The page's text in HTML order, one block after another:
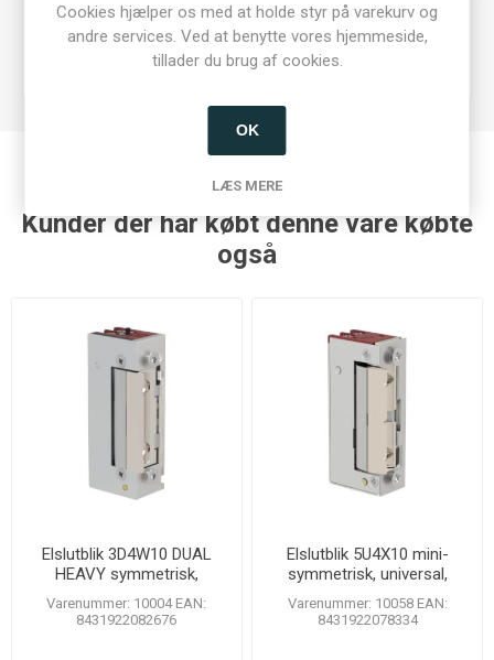
Spænding
12/24V AC/DC
Kunder der har købt denne vare købte
også
Elslutblik 3D4W10 DUAL
HEAVY symmetrisk,
universal, justérbar
Varenummer: 10004 EAN:
8431922082676
Elslutblik 5U4X10 mini-
symmetrisk, universal,
justérbar
Varenummer: 10058 EAN:
8431922078334
Cookies hjælper os med at holde styr på varekurv og
andre services. Ved at benytte vores hjemmeside,
tillader du brug af cookies.
OK
LÆS MERE